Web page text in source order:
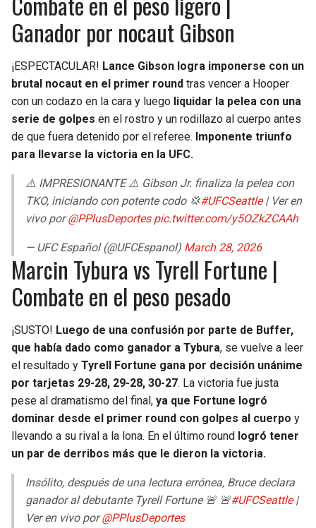
Ganador por nocaut Gibson
¡ESPECTACULAR! Lance Gibson logra imponerse con un
brutal nocaut en el primer round tras vencer a Hooper
con un codazo en la cara y luego liquidar la pelea con una
serie de golpes en el rostro y un rodillazo al cuerpo antes
de que fuera detenido por el referee. Imponente triunfo
para llevarse la victoria en la UFC.
⚠️ IMPRESIONANTE ⚠️ Gibson Jr. finaliza la pelea con
TKO, iniciando con potente codo 💢#UFCSeattle| Ver en
vivo por@PPlusDeportes pic.twitter.com/y5OZkZCAAh
— UFC Español (@UFCEspanol) March 28, 2026
Marcin Tybura vs Tyrell Fortune |
Combate en el peso pesado
¡SUSTO! Luego de una confusión por parte de Buffer,
que había dado como ganador a Tybura, se vuelve a leer
el resultado y Tyrell Fortune gana por decisión unánime
por tarjetas 29-28, 29-28, 30-27. La victoria fue justa
pese al dramatismo del final, ya que Fortune logró
dominar desde el primer round con golpes al cuerpo y
llevando a su rival a la lona. En el último round logró tener
un par de derribos más que le dieron la victoria.
Insólito, después de una lectura errónea, Bruce declara
ganador al debutante Tyrell Fortune 🚨 🚨#UFCSeattle|
Ver en vivo por@PPlusDeportes